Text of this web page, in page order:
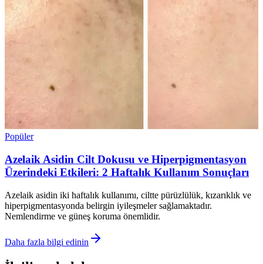
Popüler
Azelaik Asidin Cilt Dokusu ve Hiperpigmentasyon
Üzerindeki Etkileri: 2 Haftalık Kullanım Sonuçları
Azelaik asidin iki haftalık kullanımı, ciltte pürüzlülük, kızarıklık ve
hiperpigmentasyonda belirgin iyileşmeler sağlamaktadır.
Nemlendirme ve güneş koruma önemlidir.
Daha fazla bilgi edinin